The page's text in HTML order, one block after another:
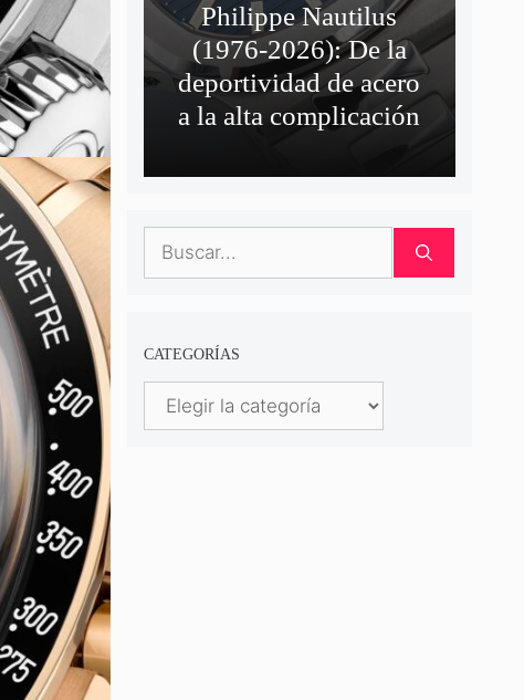
Philippe Nautilus
(1976-2026): De la
deportividad de acero
a la alta complicación
Buscar:
CATEGORÍAS
Categorías